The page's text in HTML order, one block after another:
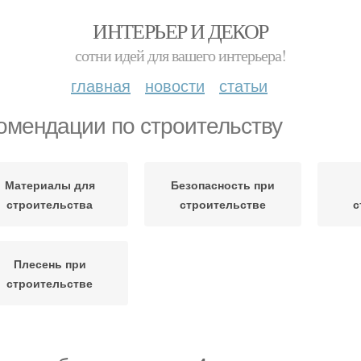
ИНТЕРЬЕР И ДЕКОР
сотни идей для вашего интерьера!
главная новости статьи
по строительству
Материалы для
строительства
Безопасность при
строительстве
Плесень при
строительстве